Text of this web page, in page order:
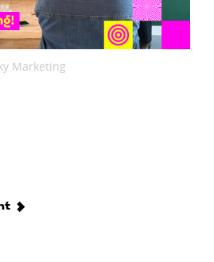
Marketing